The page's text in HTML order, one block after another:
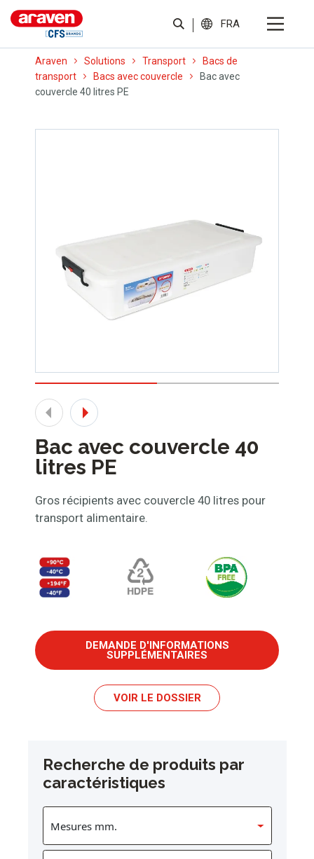
FRA
Araven Solutions Transport
Bacs de
transport
Bacs avec couvercle
Bac avec
couvercle 40 litres PE
Bac avec couvercle 40
litres PE
Gros récipients avec couvercle 40 litres pour
transport alimentaire.
DEMANDE D'INFORMATIONS
SUPPLÉMENTAIRES
VOIR LE DOSSIER
Recherche de produits par
caractéristiques